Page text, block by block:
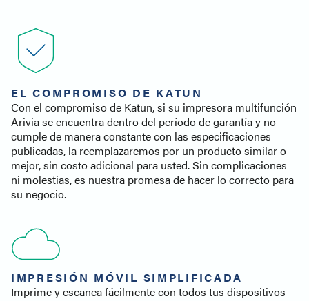
EL COMPROMISO DE KATUN
Con el compromiso de Katun, si su impresora multifunción
Arivia se encuentra dentro del período de garantía y no
cumple de manera constante con las especificaciones
publicadas, la reemplazaremos por un producto similar o
mejor, sin costo adicional para usted. Sin complicaciones
ni molestias, es nuestra promesa de hacer lo correcto para
su negocio.
IMPRESIÓN MÓVIL SIMPLIFICADA
Imprime y escanea fácilmente con todos tus dispositivos